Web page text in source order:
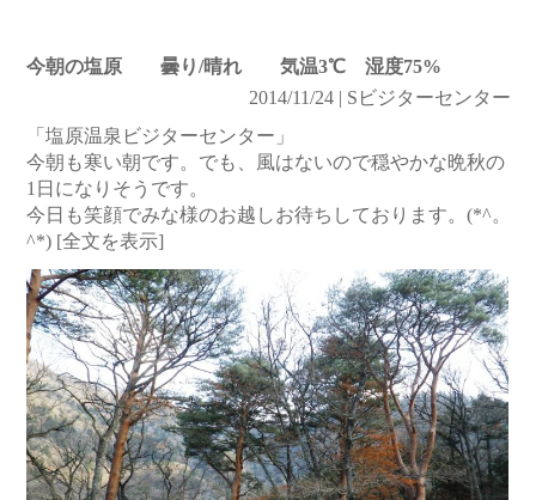
今朝の塩原 曇り/晴れ 気温3℃ 湿度75%
2014/11/24 | Sビジターセンター
「塩原温泉ビジターセンター」
今朝も寒い朝です。でも、風はないので穏やかな晩秋の
1日になりそうです。
今日も笑顔でみな様のお越しお待ちしております。(*^。
^*) [全文を表示]